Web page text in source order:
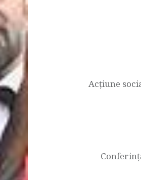
Navigare
articole
Acțiune